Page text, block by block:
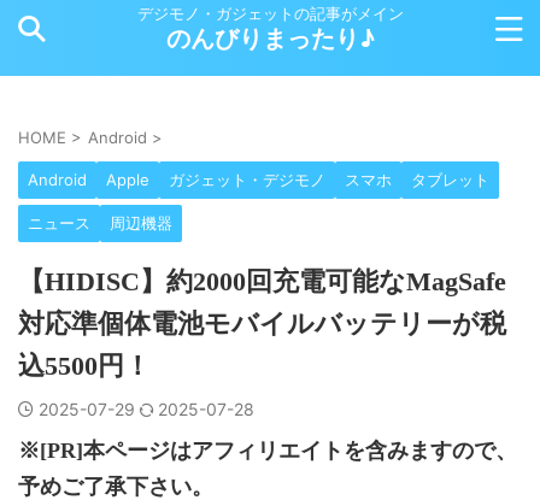
デジモノ・ガジェットの記事がメイン
のんびりまったり♪
HOME > Android >
Android Apple ガジェット・デジモノ スマホ タブレット
ニュース 周辺機器
【HIDISC】約2000回充電可能なMagSafe
対応準個体電池モバイルバッテリーが税
込5500円！
2025-07-29 2025-07-28
※[PR]本ページはアフィリエイトを含みますので、
予めご了承下さい。